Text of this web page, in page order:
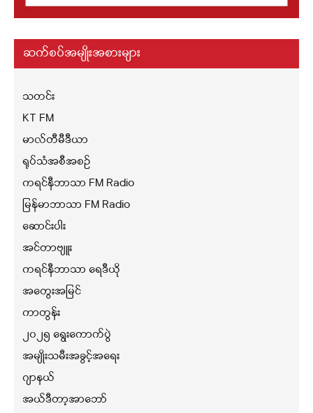
ဆက်စပ်အမျိုးအစားများ
သတင်း
KT FM
မာလ်တီမီဒီယာ
ရုပ်သံအစီအစဉ်
ကရင်နီဘာသာ FM Radio
မြန်မာဘာသာ FM Radio
ဆောင်းပါး
အင်တာဗျူး
ကရင်နီဘာသာ ရေဒီယို
အတွေးအမြင်
ကာတွန်း
၂၀၂၅ ရွေးကောက်ပွဲ
အမျိုးသမီးအခွင့်အရေး
ဂျာနယ်
အယ်ဒီတာ့အာဘော်